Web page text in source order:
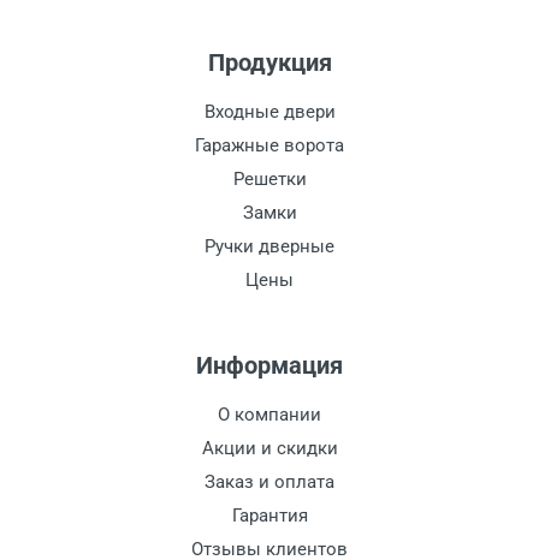
Продукция
Входные двери
Гаражные ворота
Решетки
Замки
Ручки дверные
Цены
Информация
О компании
Акции и скидки
Заказ и оплата
Гарантия
Отзывы клиентов